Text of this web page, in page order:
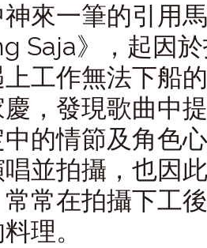
來一筆的引用
Saja》，起因
工作無法下船
，發現歌曲中
中的情節及角色
並拍攝，也因
常常在拍攝下工
理。